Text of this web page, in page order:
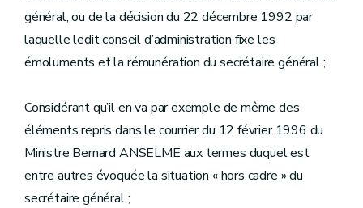
général, ou de la décision du 22 décembre 1992 par
laquelle ledit conseil d’administration fixe les
émoluments et la rémunération du secrétaire général ;
Considérant qu’il en va par exemple de même des
éléments repris dans le courrier du 12 février 1996 du
Ministre Bernard ANSELME aux termes duquel est
entre autres évoquée la situation « hors cadre » du
secrétaire général ;